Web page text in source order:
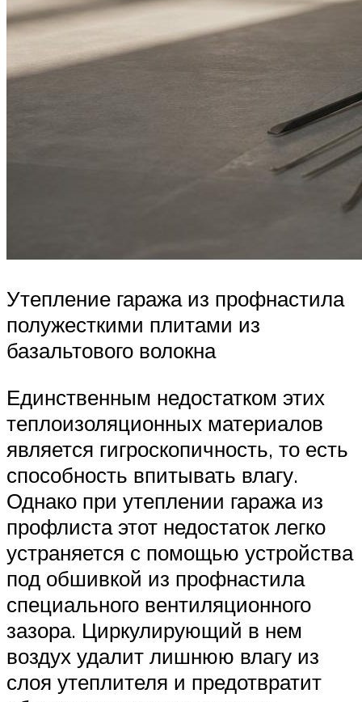
Утепление гаража из профнастила
полужесткими плитами из
базальтового волокна
Единственным недостатком этих
теплоизоляционных материалов
является гигроскопичность, то есть
способность впитывать влагу.
Однако при утеплении гаража из
профлиста этот недостаток легко
устраняется с помощью устройства
под обшивкой из профнастила
специального вентиляционного
зазора. Циркулирующий в нем
воздух удалит лишнюю влагу из
слоя утеплителя и предотвратит